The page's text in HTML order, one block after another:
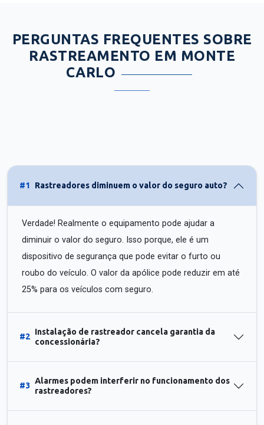
PERGUNTAS FREQUENTES SOBRE
RASTREAMENTO EM MONTE
CARLO
#1 Rastreadores diminuem o valor do seguro auto?
Verdade! Realmente o equipamento pode ajudar a
diminuir o valor do seguro. Isso porque, ele é um
dispositivo de segurança que pode evitar o furto ou
roubo do veículo. O valor da apólice pode reduzir em até
25% para os veículos com seguro.
#2
Instalação de rastreador cancela garantia da
concessionária?
#3
Alarmes podem interferir no funcionamento dos
rastreadores?